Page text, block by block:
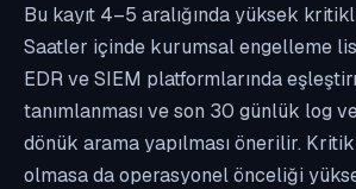
Bu kayıt 4–5 aralığında yüksek
Saatler içinde kurumsal engelleme
EDR ve SIEM platformlarında
tanımlanması ve son 30 günlük log
dönük arama yapılması önerilir.
olmasa da operasyonel önceliği